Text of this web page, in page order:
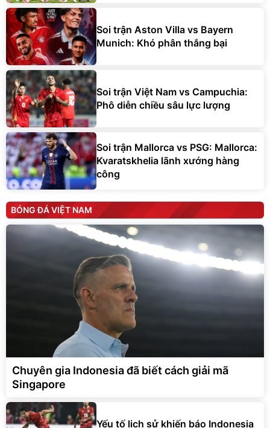
Soi trận Aston Villa vs Bayern
Munich: Khó phân thắng bại
Soi trận Việt Nam vs Campuchia:
Phô diễn chiều sâu lực lượng
Soi trận Mallorca vs PSG: Mallorca:
Kvaratskhelia lãnh xướng hàng
công
BÓNG ĐÁ VIỆT NAM
Chuyên gia Indonesia đã biết cách giải mã
Singapore
Yếu tố lịch sử khiến báo Indonesia